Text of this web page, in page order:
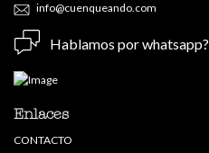
info@cuenqueando.com
Hablamos por whatsapp?
Enlaces
CONTACTO